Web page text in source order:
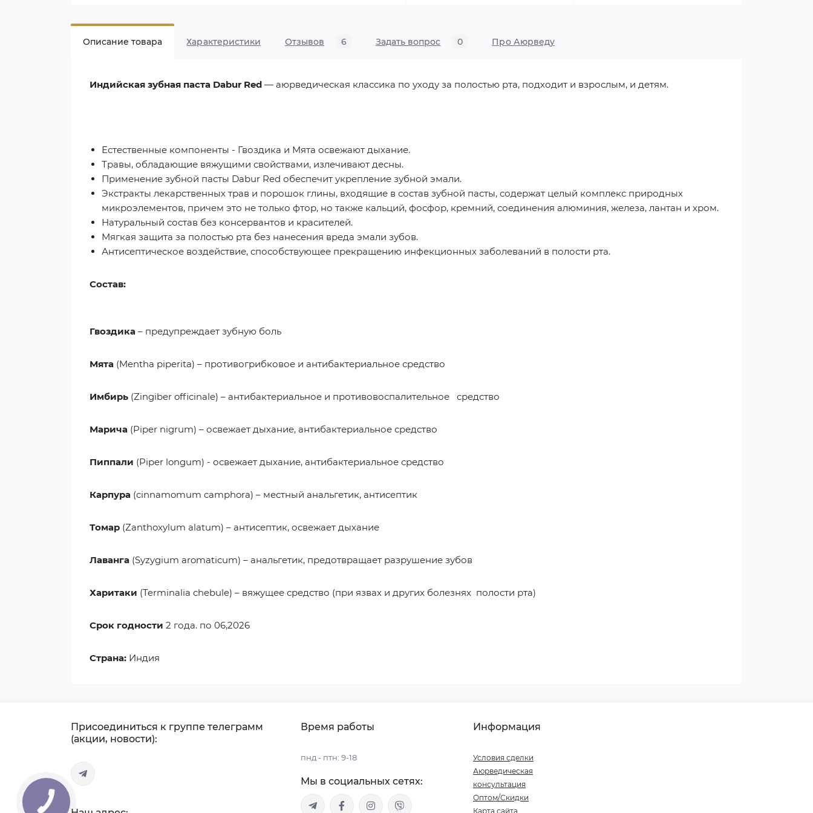
Описание товара Характеристики Отзывов 6 Задать вопрос 0 Про Аюрведу
Индийская зубная паста Dabur Red — аюрведическая классика по уходу за полостью рта, подходит и взрослым, и детям.
Естественные компоненты - Гвоздика и Мята освежают дыхание.
Травы, обладающие вяжущими свойствами, излечивают десны.
Применение зубной пасты Dabur Red обеспечит укрепление зубной эмали.
Экстракты лекарственных трав и порошок глины, входящие в состав зубной пасты, содержат целый комплекс природных
микроэлементов, причем это не только фтор, но также кальций, фосфор, кремний, соединения алюминия, железа, лантан и хром.
Натуральный состав без консервантов и красителей.
Мягкая защита за полостью рта без нанесения вреда эмали зубов.
Антисептическое воздействие, способствующее прекращению инфекционных заболеваний в полости рта.
Cостав:
Гвоздика – предупреждает зубную боль
Мята (Mentha piperita) – противогрибковое и антибактериальное средство
Имбирь (Zingiber officinale) – антибактериальное и противовоспалительное средство
Марича (Piper nigrum) – освежает дыхание, антибактериальное средство
Пиппали (Piper longum) - освежает дыхание, антибактериальное средство
Карпура (cinnamomum camphora) – местный анальгетик, антисептик
Томар (Zanthoxylum alatum) – антисептик, освежает дыхание
Лаванга (Syzygium aromaticum) – анальгетик, предотвращает разрушение зубов
Харитаки (Terminalia chebule) – вяжущее средство (при язвах и других болезнях полости рта)
Срок годности 2 года. по 06,2026
Страна: Индия
Присоединиться к группе телеграмм
(акции, новости):
Время работы
пнд - птн: 9-18
Мы в социальных сетях:
Информация
Условия сделки
Аюрведическая
консультация
Оптом/Скидки
Карта сайта